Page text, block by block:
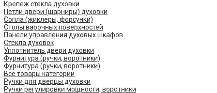
Крепеж стекла духовки
Петли двери (шарниры) духовки
Сопла (жиклеры, форсунки)
Столы варочных поверхностей
Панели управления духовых шкафов
Стекла духовок
Уплотнитель двери духовки
Фурнитура (ручки, воротники)
Фурнитура (ручки, воротники)
Все товары категории
Ручки для дверцы духовки
Ручки регулировки мощности, воротники